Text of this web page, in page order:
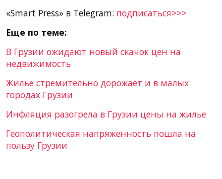
«Smart Press» в Telegram: подписаться>>>
Еще по теме:
В Грузии ожидают новый скачок цен на
недвижимость
Жилье стремительно дорожает и в малых
городах Грузии
Инфляция разогрела в Грузии цены на жилье
Геополитическая напряженность пошла на
пользу Грузии